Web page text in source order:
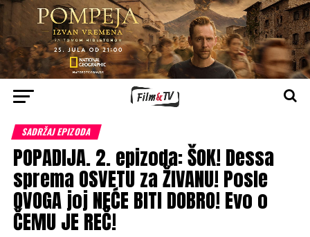
SADRŽAJ EPIZODA
POPADIJA. 2. epizoda: ŠOK! Dessa
sprema OSVETU za ŽIVANU! Posle
OVOGA joj NEĆE BITI DOBRO! Evo o
ČEMU JE REČ!